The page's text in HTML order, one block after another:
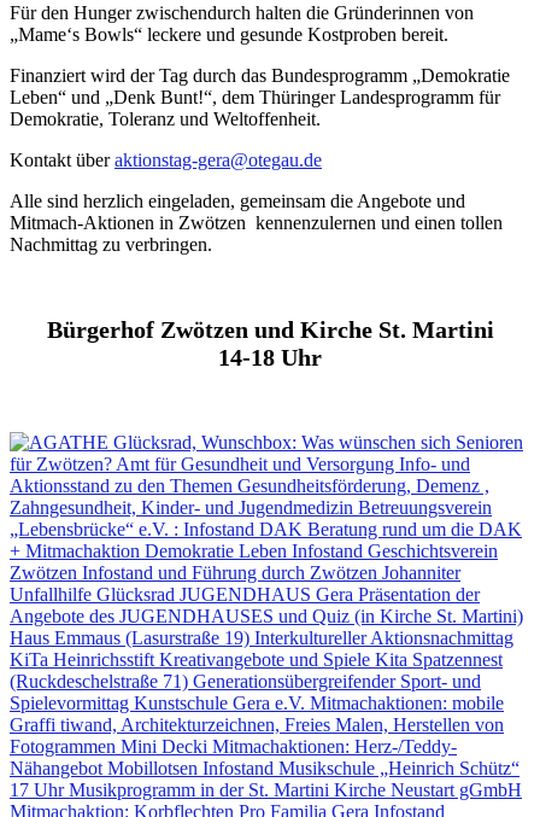
Für den Hunger zwischendurch halten die Gründerinnen von
„Mame‘s Bowls“ leckere und gesunde Kostproben bereit.
Finanziert wird der Tag durch das Bundesprogramm „Demokratie
Leben“ und „Denk Bunt!“, dem Thüringer Landesprogramm für
Demokratie, Toleranz und Weltoffenheit.
Kontakt überaktionstag-gera@otegau.de
Alle sind herzlich eingeladen, gemeinsam die Angebote und
Mitmach-Aktionen in Zwötzen kennenzulernen und einen tollen
Nachmittag zu verbringen.
Bürgerhof Zwötzen und Kirche St. Martini
14-18 Uhr